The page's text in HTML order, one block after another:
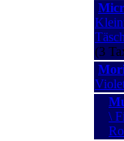
(3
\